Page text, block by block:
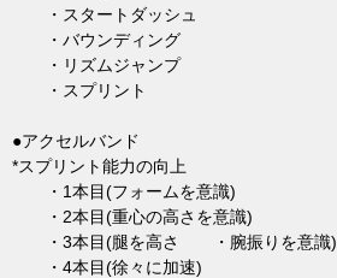
・スタートダッシュ
・バウンディング
・リズムジャンプ
・スプリント
●アクセルバンド
*スプリント能力の向上
・1本目(フォームを意識)
・2本目(重心の高さを意識)
・3本目(腿を高さ ・腕振りを意識)
・4本目(徐々に加速)